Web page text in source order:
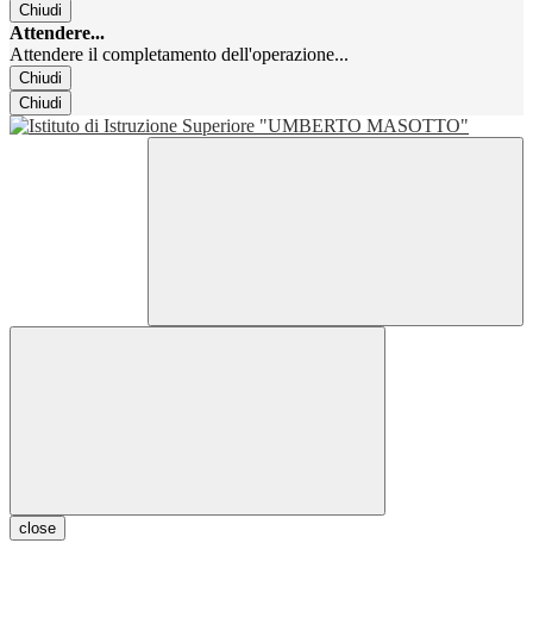
Chiudi
Attendere...
Attendere il completamento dell'operazione...
Chiudi
Chiudi
close